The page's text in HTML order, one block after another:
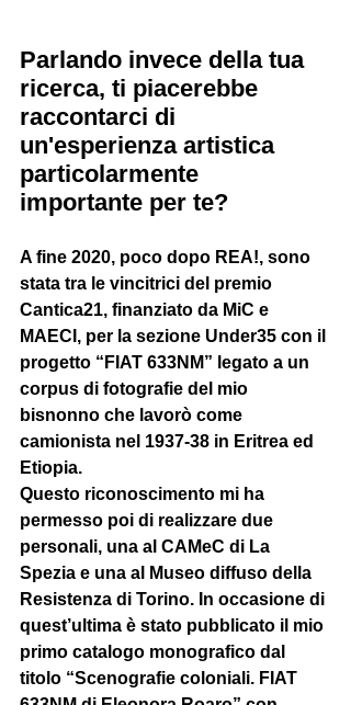
Parlando invece della tua
ricerca, ti piacerebbe
raccontarci di
un'esperienza artistica
particolarmente
importante per te?
A fine 2020, poco dopo REA!, sono
stata tra le vincitrici del premio
Cantica21, finanziato da MiC e
MAECI, per la sezione Under35 con il
progetto “FIAT 633NM” legato a un
corpus di fotografie del mio
bisnonno che lavorò come
camionista nel 1937-38 in Eritrea ed
Etiopia.
Questo riconoscimento mi ha
permesso poi di realizzare due
personali, una al CAMeC di La
Spezia e una al Museo diffuso della
Resistenza di Torino. In occasione di
quest’ultima è stato pubblicato il mio
primo catalogo monografico dal
titolo “Scenografie coloniali. FIAT